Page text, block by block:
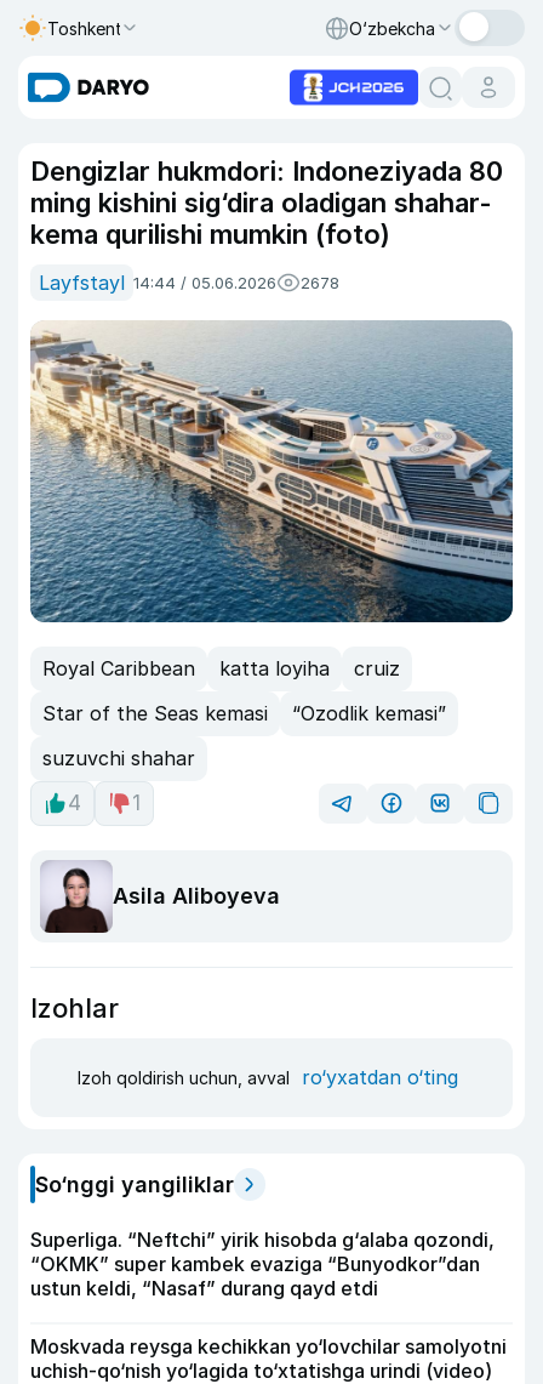
Toshkent O‘zbekcha
Dengizlar hukmdori: Indoneziyada 80
ming kishini sig‘dira oladigan shahar-
kema qurilishi mumkin (foto)
Layfstayl 14:44 / 05.06.2026 2678
Royal Caribbean katta loyiha
cruiz
Star of the Seas kemasi
“Ozodlik kemasi”
suzuvchi shahar
4
1
Asila Aliboyeva
Izohlar
Izoh qoldirish uchun, avval ro‘yxatdan o‘ting
So‘nggi yangiliklar
Superliga. “Neftchi” yirik hisobda g‘alaba qozondi,
“OKMK” super kambek evaziga “Bunyodkor”dan
ustun keldi, “Nasaf” durang qayd etdi
Moskvada reysga kechikkan yo‘lovchilar samolyotni
uchish-qo‘nish yo‘lagida to‘xtatishga urindi (video)